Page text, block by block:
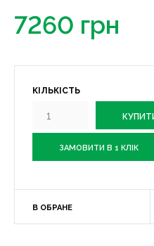
7260 грн
КІЛЬКІСТЬ
ЗАМОВИТИ В 1 КЛІК
В ОБРАНЕ